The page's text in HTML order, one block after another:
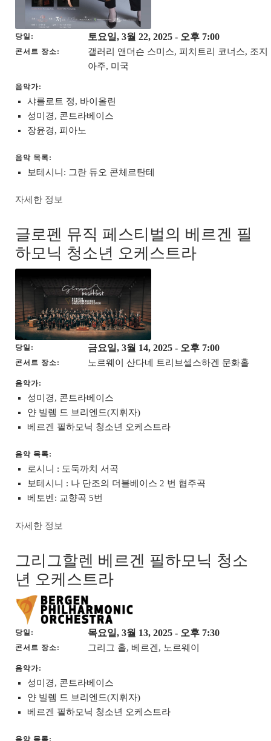
당일 토요일, 3월 22, 2025 - 오후 7:00
콘서트 장소
갤러리 앤더슨 스미스, 피치트리 코너스, 조지
아주, 미국
음악가:
샤를로트 정, 바이올린
성미경, 콘트라베이스
장윤경, 피아노
음악 목록:
보테시니: 그란 듀오 콘체르탄테
자세한 정보
글로펜 뮤직 페스티벌의 베르겐 필
하모닉 청소년 오케스트라
당일 금요일, 3월 14, 2025 - 오후 7:00
콘서트 장소 노르웨이 산다네 트리브셀스하겐 문화홀
음악가:
성미경, 콘트라베이스
얀 빌렘 드 브리엔드(지휘자)
베르겐 필하모닉 청소년 오케스트라
음악 목록:
로시니 : 도둑까치 서곡
보테시니 : 나 단조의 더블베이스 2 번 협주곡
베토벤: 교향곡 5번
자세한 정보
그리그할렌 베르겐 필하모닉 청소
년 오케스트라
당일 목요일, 3월 13, 2025 - 오후 7:30
콘서트 장소 그리그 홀, 베르겐, 노르웨이
음악가:
성미경, 콘트라베이스
얀 빌렘 드 브리엔드(지휘자)
베르겐 필하모닉 청소년 오케스트라
음악 목록: